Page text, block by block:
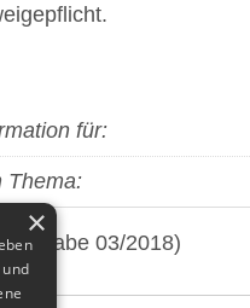
für:
Thema:
03/2018)
×